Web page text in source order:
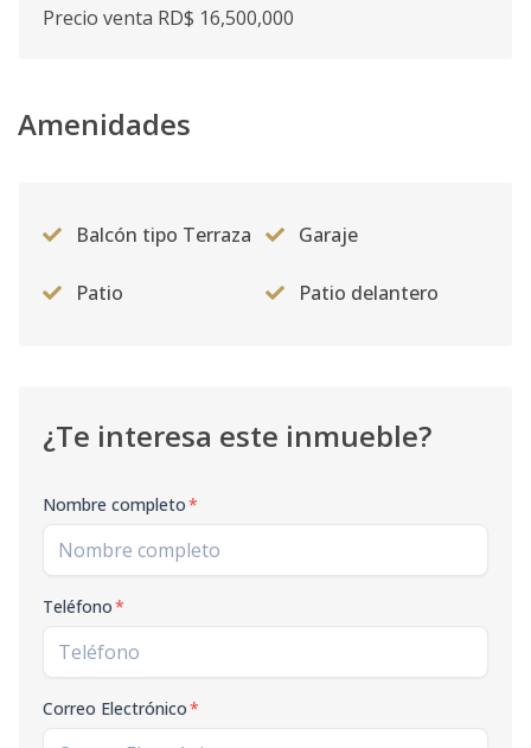
Precio venta RD$ 16,500,000
Amenidades
Balcón tipo Terraza Garaje
Patio Patio delantero
¿Te interesa este inmueble?
Nombre completo*
Teléfono*
Correo Electrónico*